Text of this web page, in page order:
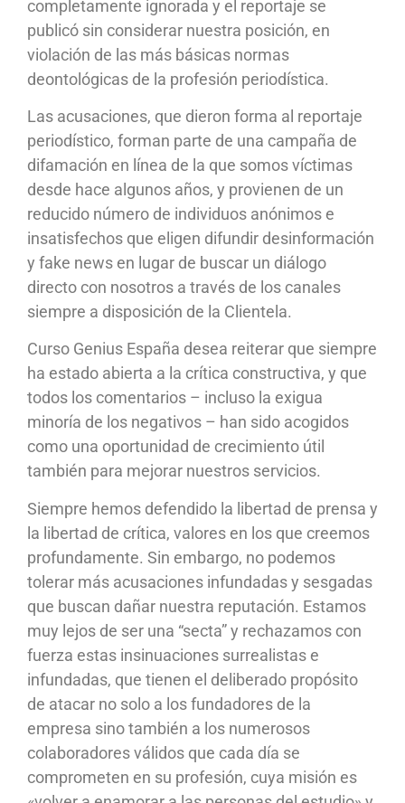
completamente ignorada y el reportaje se
publicó sin considerar nuestra posición, en
violación de las más básicas normas
deontológicas de la profesión periodística.
Las acusaciones, que dieron forma al reportaje
periodístico, forman parte de una campaña de
difamación en línea de la que somos víctimas
desde hace algunos años, y provienen de un
reducido número de individuos anónimos e
insatisfechos que eligen difundir desinformación
y fake news en lugar de buscar un diálogo
directo con nosotros a través de los canales
siempre a disposición de la Clientela.
Curso Genius España desea reiterar que siempre
ha estado abierta a la crítica constructiva, y que
todos los comentarios – incluso la exigua
minoría de los negativos – han sido acogidos
como una oportunidad de crecimiento útil
también para mejorar nuestros servicios.
Siempre hemos defendido la libertad de prensa y
la libertad de crítica, valores en los que creemos
profundamente. Sin embargo, no podemos
tolerar más acusaciones infundadas y sesgadas
que buscan dañar nuestra reputación. Estamos
muy lejos de ser una “secta” y rechazamos con
fuerza estas insinuaciones surrealistas e
infundadas, que tienen el deliberado propósito
de atacar no solo a los fundadores de la
empresa sino también a los numerosos
colaboradores válidos que cada día se
comprometen en su profesión, cuya misión es